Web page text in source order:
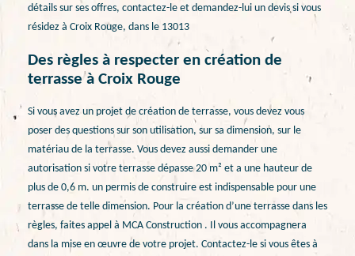
détails sur ses offres, contactez-le et demandez-lui un devis si vous
résidez à Croix Rouge, dans le 13013
Des règles à respecter en création de
terrasse à Croix Rouge
Si vous avez un projet de création de terrasse, vous devez vous
poser des questions sur son utilisation, sur sa dimension, sur le
matériau de la terrasse. Vous devez aussi demander une
autorisation si votre terrasse dépasse 20 m² et a une hauteur de
plus de 0,6 m. un permis de construire est indispensable pour une
terrasse de telle dimension. Pour la création d’une terrasse dans les
règles, faites appel à MCA Construction . Il vous accompagnera
dans la mise en œuvre de votre projet. Contactez-le si vous êtes à